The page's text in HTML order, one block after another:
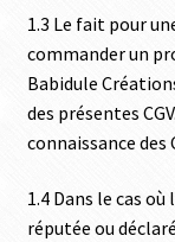
1.3 Le fait pour
commander un
Babidule
des présentes
connaissance des
1.4 Dans le cas
réputée ou